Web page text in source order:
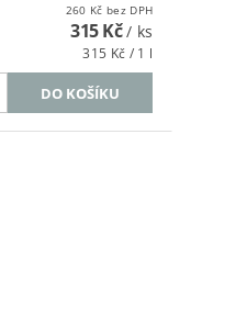
260 Kč bez DPH
315 Kč/ ks
315 Kč / 1 l